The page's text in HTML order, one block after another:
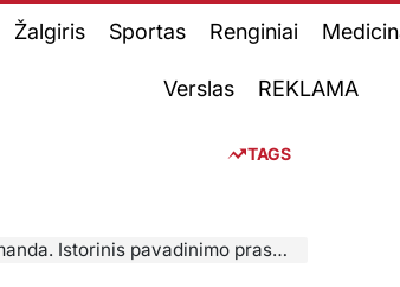
Žalgiris Sportas Renginiai
Verslas REKLAMA
TAGS
pavadinimo prasmės supratimas